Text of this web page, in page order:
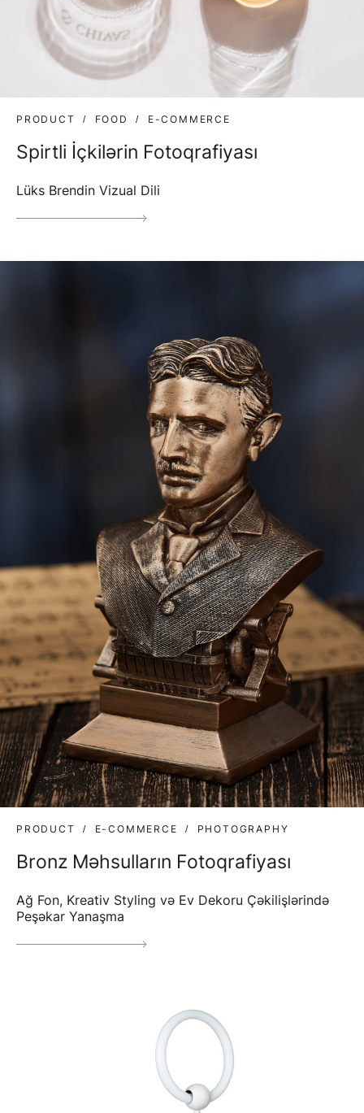
PRODUCT FOOD E-COMMERCE
Spirtli İçkilərin Fotoqrafiyası
Lüks Brendin Vizual Dili
PRODUCT E-COMMERCE PHOTOGRAPHY
Bronz Məhsulların Fotoqrafiyası
Ağ Fon, Kreativ Styling və Ev Dekoru Çəkilişlərində
Peşəkar Yanaşma